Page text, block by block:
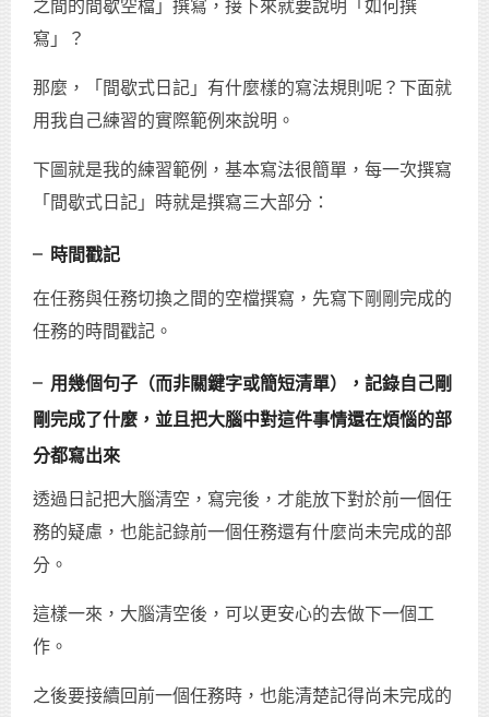
之間的間歇空檔」撰寫，接下來就要說明「如何撰
寫」？
那麼，「間歇式日記」有什麼樣的寫法規則呢？下面就
用我自己練習的實際範例來說明。
下圖就是我的練習範例，基本寫法很簡單，每一次撰寫
「間歇式日記」時就是撰寫三大部分：
╴時間戳記
在任務與任務切換之間的空檔撰寫，先寫下剛剛完成的
任務的時間戳記。
╴用幾個句子（而非關鍵字或簡短清單），記錄自己剛
剛完成了什麼，並且把大腦中對這件事情還在煩惱的部
分都寫出來
透過日記把大腦清空，寫完後，才能放下對於前一個任
務的疑慮，也能記錄前一個任務還有什麼尚未完成的部
分。
這樣一來，大腦清空後，可以更安心的去做下一個工
作。
之後要接續回前一個任務時，也能清楚記得尚未完成的